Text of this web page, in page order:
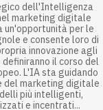
dell'Intelligenza
marketing digitale
un'opportunità per le
e consente loro di
innovazione agli
il corso del
L'IA sta guidando
del marketing digitale
più intelligenti,
e incentrati...